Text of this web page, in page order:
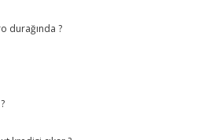
durağında ?